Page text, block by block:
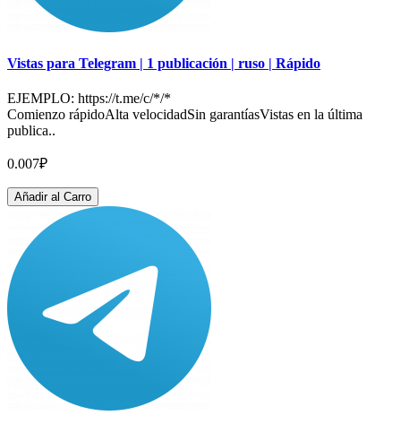
Vistas para Telegram | 1 publicación | ruso | Rápido
EJEMPLO: https://t.me/c/*/*
Comienzo rápidoAlta velocidadSin garantíasVistas en la última
publica..
0.007₽
Añadir al Carro